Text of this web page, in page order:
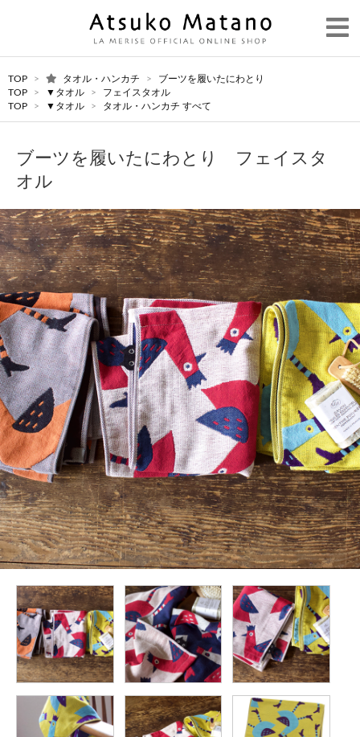
TOP > タオル・ハンカチ >
ブーツを履いたにわとり
TOP
> ▼タオル >
フェイスタオル
TOP
> ▼タオル > タオル・ハンカチ すべて
ブーツを履いたにわとり フェイスタ
オル